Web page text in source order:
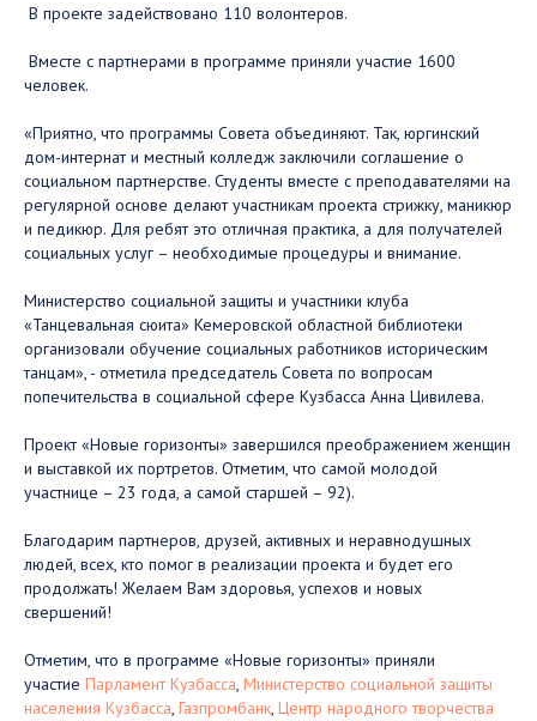
В проекте задействовано 110 волонтеров.
Вместе с партнерами в программе приняли участие 1600
человек.
«Приятно, что программы Совета объединяют. Так, юргинский
дом-интернат и местный колледж заключили соглашение о
социальном партнерстве. Студенты вместе с преподавателями на
регулярной основе делают участникам проекта стрижку, маникюр
и педикюр. Для ребят это отличная практика, а для получателей
социальных услуг – необходимые процедуры и внимание.
Министерство социальной защиты и участники клуба
«Танцевальная сюита» Кемеровской областной библиотеки
организовали обучение социальных работников историческим
танцам», - отметила председатель Совета по вопросам
попечительства в социальной сфере Кузбасса Анна Цивилева.
Проект «Новые горизонты» завершился преображением женщин
и выставкой их портретов. Отметим, что самой молодой
участнице – 23 года, а самой старшей – 92).
Благодарим партнеров, друзей, активных и неравнодушных
людей, всех, кто помог в реализации проекта и будет его
продолжать! Желаем Вам здоровья, успехов и новых
свершений!
Отметим, что в программе «Новые горизонты» приняли
участие Парламент Кузбасса, Министерство социальной защиты
населения Кузбасса, Газпромбанк, Центр народного творчества